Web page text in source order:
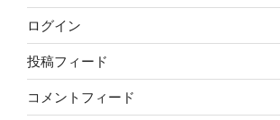
ログイン
投稿フィード
コメントフィード